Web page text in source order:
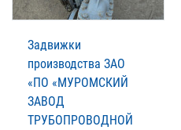
Задвижки
производства ЗАО
«ПО «МУРОМСКИЙ
ЗАВОД
ТРУБОПРОВОДНОЙ